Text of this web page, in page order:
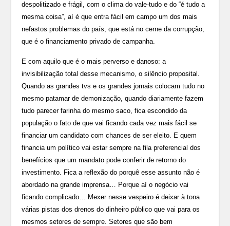
despolitizado e frágil, com o clima do vale-tudo e do “é tudo a
mesma coisa”, aí é que entra fácil em campo um dos mais
nefastos problemas do país, que está no cerne da corrupção,
que é o financiamento privado de campanha.
E com aquilo que é o mais perverso e danoso: a
invisibilização total desse mecanismo, o silêncio proposital.
Quando as grandes tvs e os grandes jornais colocam tudo no
mesmo patamar de demonização, quando diariamente fazem
tudo parecer farinha do mesmo saco, fica escondido da
população o fato de que vai ficando cada vez mais fácil se
financiar um candidato com chances de ser eleito. E quem
financia um político vai estar sempre na fila preferencial dos
benefícios que um mandato pode conferir de retorno do
investimento. Fica a reflexão do porquê esse assunto não é
abordado na grande imprensa… Porque aí o negócio vai
ficando complicado… Mexer nesse vespeiro é deixar à tona
várias pistas dos drenos do dinheiro público que vai para os
mesmos setores de sempre. Setores que são bem